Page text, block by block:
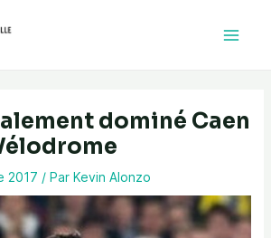
dominé Caen
2017 / Par Kevin Alonzo